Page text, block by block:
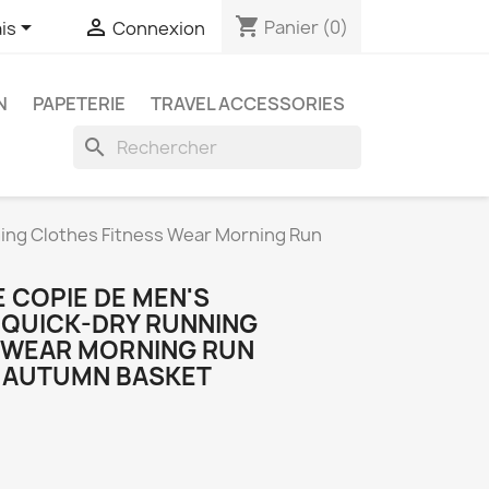
  Connexion shopping_cart Panier (0)
PAPETERIE TRAVEL ACCESSORIES
search
Clothes Fitness Wear Morning Run
COPIE DE MEN'S
DRY RUNNING
MORNING RUN
BASKET